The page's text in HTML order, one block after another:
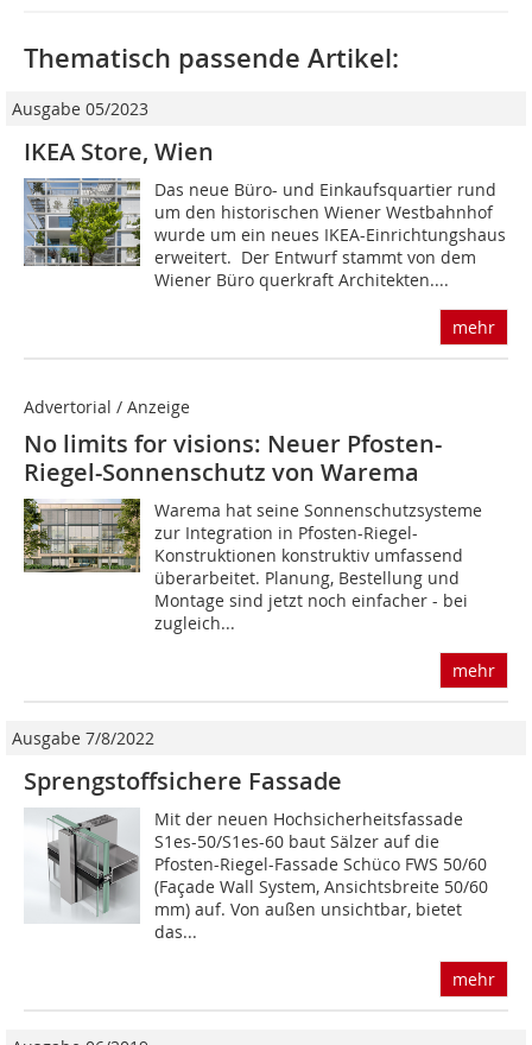
Thematisch passende Artikel:
Ausgabe 05/2023
IKEA Store, Wien
Das neue Büro- und Einkaufsquartier rund
um den historischen Wiener Westbahnhof
wurde um ein neues IKEA-Einrichtungshaus
erweitert. Der Entwurf stammt von dem
Wiener Büro querkraft Architekten....
mehr
Advertorial / Anzeige
No limits for visions: Neuer Pfosten-
Riegel-Sonnenschutz von Warema
Warema hat seine Sonnenschutzsysteme
zur Integration in Pfosten-Riegel-
Konstruktionen konstruktiv umfassend
überarbeitet. Planung, Bestellung und
Montage sind jetzt noch einfacher - bei
zugleich...
mehr
Ausgabe 7/8/2022
Sprengstoffsichere Fassade
Mit der neuen Hochsicherheitsfassade
S1es-50/S1es-60 baut Sälzer auf die
Pfosten-Riegel-Fassade Schüco FWS 50/60
(Façade Wall System, Ansichtsbreite 50/60
mm) auf. Von außen unsichtbar, bietet
das...
mehr